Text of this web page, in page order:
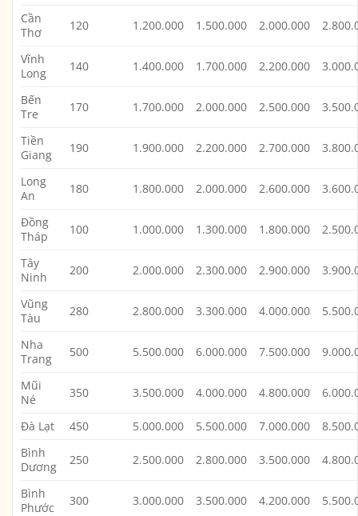
Cần
Thơ
120 1.200.000 1.500.000 2.000.000
Vĩnh
Long
140 1.400.000 1.700.000 2.200.000
Bến
Tre
170 1.700.000 2.000.000 2.500.000
Tiền
Giang
190 1.900.000 2.200.000 2.700.000
Long
An
180 1.800.000 2.000.000 2.600.000
Đồng
Tháp
100 1.000.000 1.300.000 1.800.000
Tây
Ninh
200 2.000.000 2.300.000 2.900.000
Vũng
Tàu
280 2.800.000 3.300.000 4.000.000
Nha
Trang
500 5.500.000 6.000.000 7.500.000
Mũi
Né
350 3.500.000 4.000.000 4.800.000
Đà Lạt 450 5.000.000 5.500.000 7.000.000
Bình
Dương
250 2.500.000 2.800.000 3.500.000
Bình
Phước
300 3.000.000 3.500.000 4.200.000